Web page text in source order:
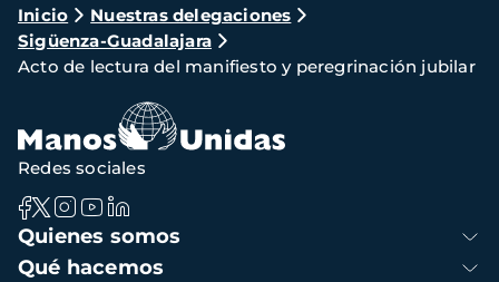
Ruta
de
navegación
Inicio
Nuestras delegaciones
Sigüenza-Guadalajara
Acto de lectura del manifiesto y peregrinación jubilar
Navegación
principal
Quienes somos
Qué hacemos
Redes sociales